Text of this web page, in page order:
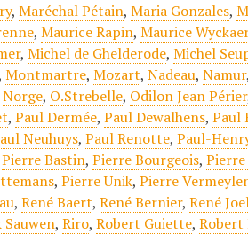
,Maréchal Pétain,Maria Gonzales,
,Maurice Rapin,Maurice
,Michel de Ghelderode,Michel
Montmartre,Mozart,Nadeau,Namur
Norge, O.Strebelle, Odilon Jean Périer
,Paul Dermée,Paul Dewalhens,Paul
Neuhuys,Paul Renotte,Paul-
Pierre Bastin,Pierre Bourgeois,
,Pierre Unik,Pierre
,René Baert,René Bernier,René
Sauwen,Riro,Robert Guiette,Robert